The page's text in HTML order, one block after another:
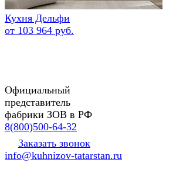
Кухня Дельфи
от 103 964 руб.
Официальный
представитель
фабрики ЗОВ в РФ
8(800)500-64-32
Заказать звонок
info@kuhnizov-tatarstan.ru